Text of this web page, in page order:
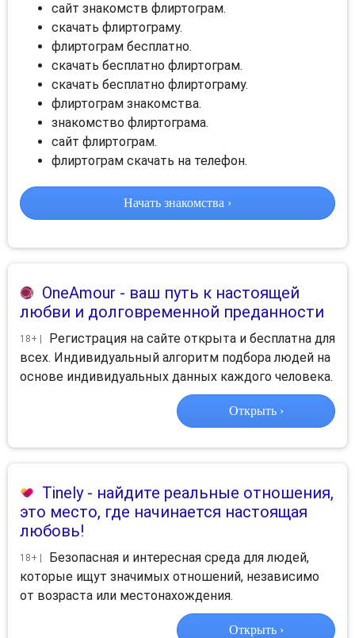
сайт знакомств флиртограм.
скачать флиртограму.
флиртограм бесплатно.
скачать бесплатно флиртограм.
скачать бесплатно флиртограму.
флиртограм знакомства.
знакомство флиртограма.
сайт флиртограм.
флиртограм скачать на телефон.
Начать знакомства ›
OneAmour - ваш путь к настоящей
любви и долговременной преданности
18+ |
Регистрация на сайте открыта и бесплатна для
всех. Индивидуальный алгоритм подбора людей на
основе индивидуальных данных каждого человека.
Открыть ›
Tinely- найдите реальные отношения,
это место, где начинается настоящая
любовь!
18+ |
Безопасная и интересная среда для людей,
которые ищут значимых отношений, независимо
от возраста или местонахождения.
Открыть ›